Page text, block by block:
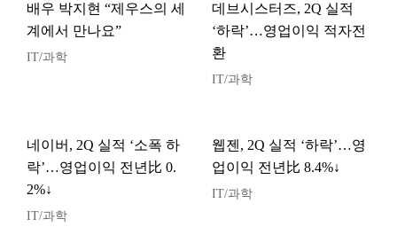
배우 박지현 “제우스의 세
계에서 만나요”
IT/과학
데브시스터즈, 2Q 실적
‘하락’…영업이익 적자전
환
IT/과학
네이버, 2Q 실적 ‘소폭 하
락’…영업이익 전년比 0.
2%↓
IT/과학
웹젠, 2Q 실적 ‘하락’…영
업이익 전년比 8.4%↓
IT/과학